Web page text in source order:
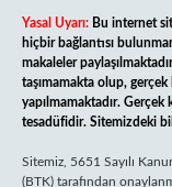
Yasal Uyarı: Bu internet
hiçbir bağlantısı
makaleler
taşımamakta olup,
yapılmamaktadır.
tesadüfidir. Sitemizdeki
Sitemiz, 5651 Sayılı
(BTK) tarafından